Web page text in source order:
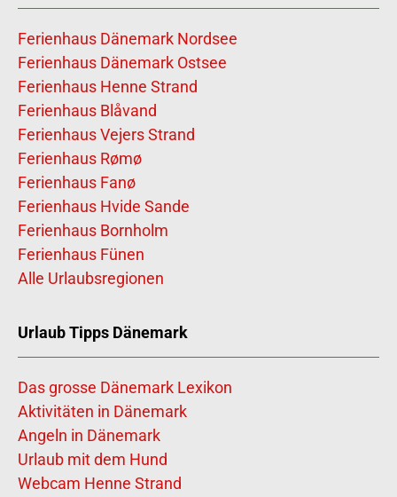
Ferienhaus Dänemark Nordsee
Ferienhaus Dänemark Ostsee
Ferienhaus Henne Strand
Ferienhaus Blåvand
Ferienhaus Vejers Strand
Ferienhaus Rømø
Ferienhaus Fanø
Ferienhaus Hvide Sande
Ferienhaus Bornholm
Ferienhaus Fünen
Alle Urlaubsregionen
Urlaub Tipps Dänemark
Das grosse Dänemark Lexikon
Aktivitäten in Dänemark
Angeln in Dänemark
Urlaub mit dem Hund
Webcam Henne Strand